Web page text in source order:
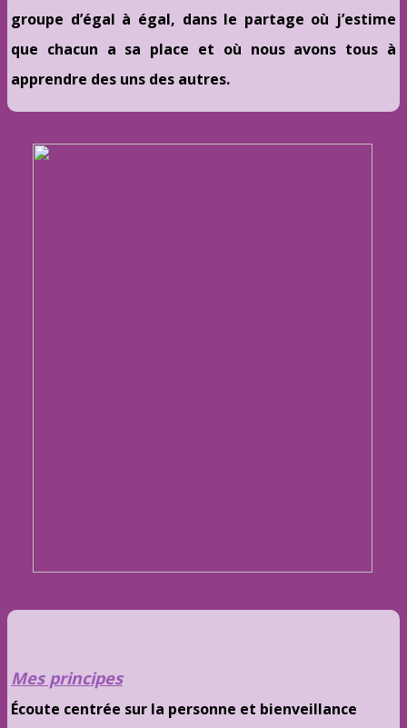
groupe d’égal à égal, dans le partage où j’estime
que chacun a sa place et où nous avons tous à
apprendre des uns des autres.
Mes principes
Écoute centrée sur la personne et bienveillance